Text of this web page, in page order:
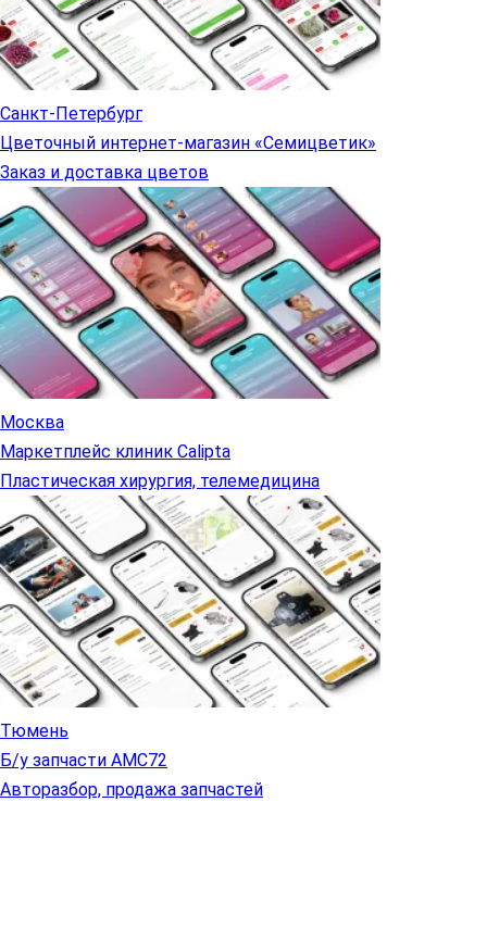
Санкт-Петербург
Цветочный интернет-магазин «Семицветик»
Заказ и доставка цветов
Москва
Маркетплейс клиник Calipta
Пластическая хирургия, телемедицина
Тюмень
Б/у запчасти АМС72
Авторазбор, продажа запчастей